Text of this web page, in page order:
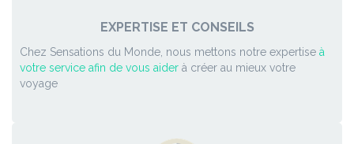
EXPERTISE ET CONSEILS
Chez Sensations du Monde, nous mettons notre expertise à
votre service afin de vous aider à créer au mieux votre
voyage